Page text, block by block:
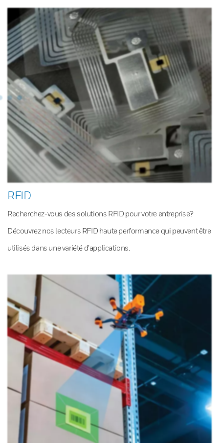
RFID
Recherchez-vous des solutions RFID pour votre entreprise?
Découvrez nos lecteurs RFID haute performance qui peuvent être
utilisés dans une variété d’applications.